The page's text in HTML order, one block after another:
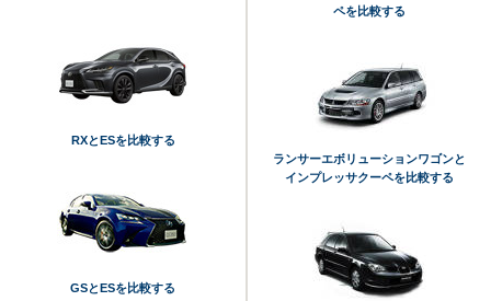
RXとESを比較する
GSとESを比較する
ペを比較する
ランサーエボリューションワゴンと
インプレッサクーペを比較する